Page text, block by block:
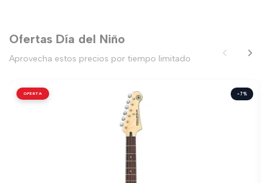
Ofertas Día del Niño
Aprovecha estos precios por tiempo limitado
OFERTA -7%